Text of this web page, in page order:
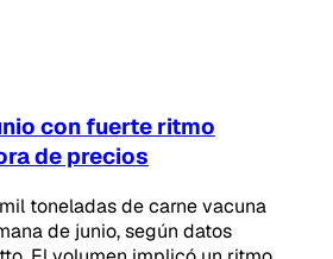
con fuerte ritmo
de precios
toneladas de carne vacuna
de junio, según datos